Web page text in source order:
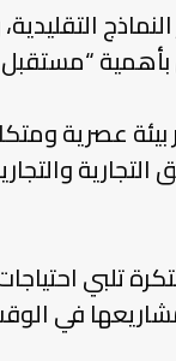
عصرية
تلبي
في